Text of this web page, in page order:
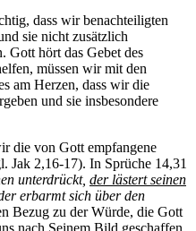
dass wir benachteiligten
sie nicht zusätzlich
Gott hört das Gebet des
müssen wir mit den
am Herzen, dass wir die
und sie insbesondere
die von Gott empfangene
Jak 2,16-17). In Sprüche 14,31
unterdrückt, der lästert seinen
erbarmt sich über den
Bezug zu der Würde, die Gott